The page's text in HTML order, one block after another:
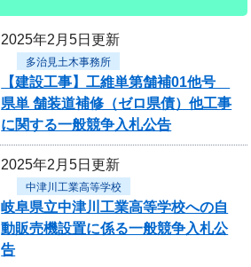
2025年2月5日更新
多治見土木事務所
【建設工事】工維単第舗補01他号
県単 舗装道補修（ゼロ県債）他工事
に関する一般競争入札公告
2025年2月5日更新
中津川工業高等学校
岐阜県立中津川工業高等学校への自
動販売機設置に係る一般競争入札公
告